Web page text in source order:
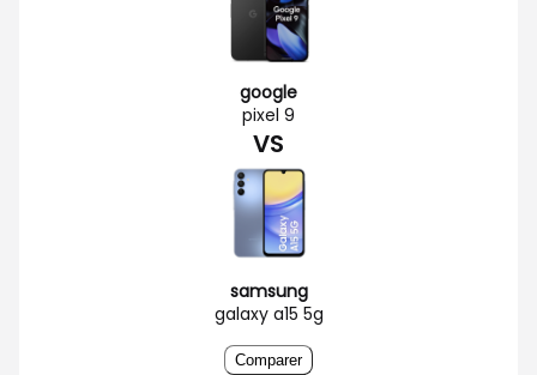
google
pixel 9
VS
samsung
galaxy a15 5g
Comparer